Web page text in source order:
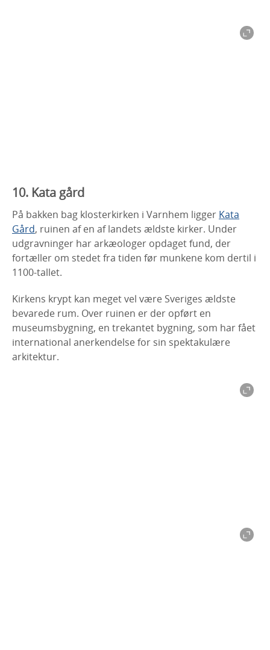
10. Kata gård
På bakken bag klosterkirken i Varnhem ligger Kata
Gård, ruinen af en af landets ældste kirker. Under
udgravninger har arkæologer opdaget fund, der
fortæller om stedet fra tiden før munkene kom dertil i
1100-tallet.
Kirkens krypt kan meget vel være Sveriges ældste
bevarede rum. Over ruinen er der opført en
museumsbygning, en trekantet bygning, som har fået
international anerkendelse for sin spektakulære
arkitektur.